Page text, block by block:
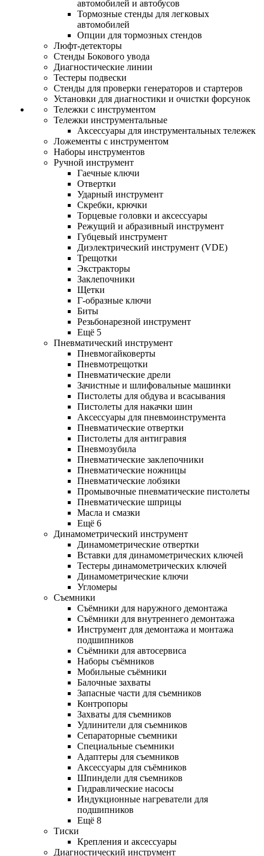
автомобилей и автобусов
Тормозные стенды для легковых
автомобилей
Опции для тормозных стендов
Люфт-детекторы
Стенды Бокового увода
Диагностические линии
Тестеры подвески
Стенды для проверки генераторов и стартеров
Установки для диагностики и очистки форсунок
Тележки с инструментом
Тележки инструментальные
Аксессуары для инструментальных тележек
Ложементы с инструментом
Наборы инструментов
Ручной инструмент
Гаечные ключи
Отвертки
Ударный инструмент
Скребки, крючки
Торцевые головки и аксессуары
Режущий и абразивный инструмент
Губцевый инструмент
Диэлектрический инструмент (VDE)
Трещотки
Экстракторы
Заклепочники
Щетки
Г-образные ключи
Биты
Резьбонарезной инструмент
Ещё 5
Пневматический инструмент
Пневмогайковерты
Пневмотрещотки
Пневматические дрели
Зачистные и шлифовальные машинки
Пистолеты для обдува и всасывания
Пистолеты для накачки шин
Аксессуары для пневмоинструмента
Пневматические отвертки
Пистолеты для антигравия
Пневмозубила
Пневматические заклепочники
Пневматические ножницы
Пневматические лобзики
Промывочные пневматические пистолеты
Пневматические шприцы
Масла и смазки
Ещё 6
Динамометрический инструмент
Динамометрические отвертки
Вставки для динамометрических ключей
Тестеры динамометрических ключей
Динамометрические ключи
Угломеры
Съемники
Съёмники для наружного демонтажа
Съёмники для внутреннего демонтажа
Инструмент для демонтажа и монтажа
подшипников
Съёмники для автосервиса
Наборы съёмников
Мобильные съёмники
Балочные захваты
Запасные части для съемников
Контропоры
Захваты для съемников
Удлинители для съемников
Сепараторные съемники
Специальные съемники
Адаптеры для съемников
Аксессуары для съёмников
Шпиндели для съемников
Гидравлические насосы
Индукционные нагреватели для
подшипников
Ещё 8
Тиски
Крепления и аксессуары
Диагностический инструмент